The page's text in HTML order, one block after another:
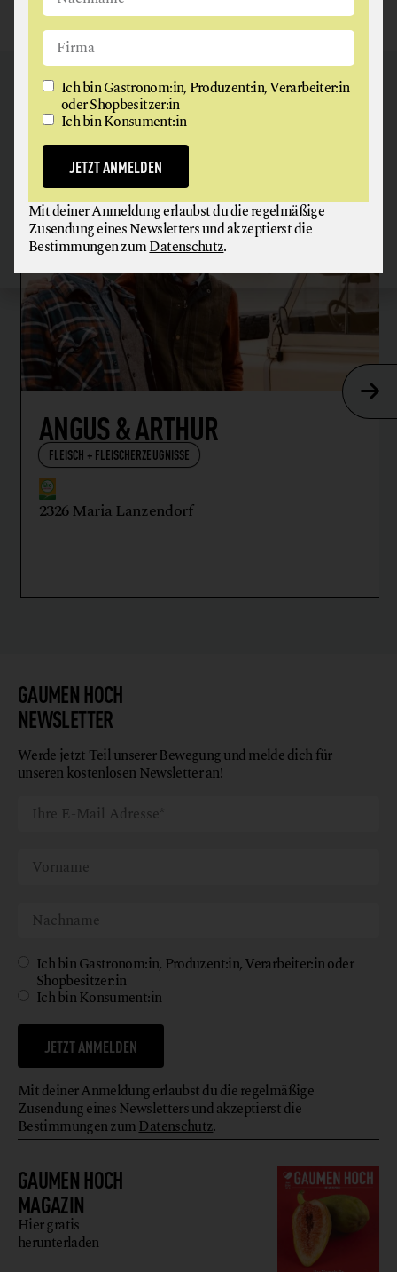
NEU BEIGAUMEN HOCH
Unsere Bewegung wächst: Um Menschen, die Lebensmittel
verantwortungsbewusst herstellen oder verarbeiten. Und uns
inspirieren, uns gesünder zu ernähren.
ANGUS & ARTHUR
FLEISCH + FLEISCHERZEUGNISSE
2326 Maria Lanzendorf
GAUMEN HOCH
MAGAZIN
Hier gratis
herunterladen
GAUMEN HOCH
NEWSLETTER
Werde jetzt Teil unserer Bewegung und melde dich für
unseren kostenlosen Newsletter an!
Ich bin Gastronom:in, Produzent:in, Verarbeiter:in oder
Shopbesitzer:in
Ich bin Konsument:in
JETZT ANMELDEN
Mit deiner Anmeldung erlaubst du die regelmäßige
Zusendung eines Newsletters und akzeptierst die
Bestimmungen zumDatenschutz.
Ich bin Gastronom:in, Produzent:in, Verarbeiter:in
oder Shopbesitzer:in
Ich bin Konsument:in
JETZT ANMELDEN
Mit deiner Anmeldung erlaubst du die regelmäßige
Zusendung eines Newsletters und akzeptierst die
Bestimmungen zumDatenschutz.